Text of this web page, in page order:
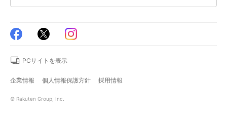
PCサイトを表示
企業情報 個人情報保護方針 採用情報
© Rakuten Group, Inc.